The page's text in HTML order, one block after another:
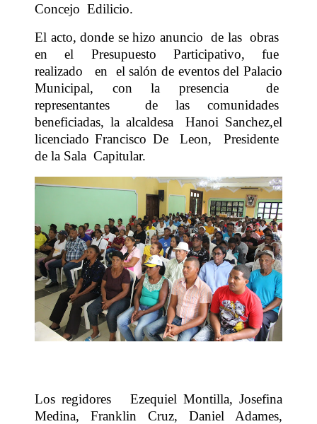
Concejo Edilicio.
El acto, donde se hizo anuncio de las obras
en el Presupuesto Participativo, fue
realizado
en
el salón de eventos del Palacio
Municipal, con la presencia
de
representantes
de las comunidades
beneficiadas, la alcaldesa
Hanoi Sanchez,el
licenciado Francisco De
Leon,
Presidente
de la Sala Capitular.
Los regidores
Ezequiel Montilla, Josefina
Medina, Franklin Cruz, Daniel Adames,